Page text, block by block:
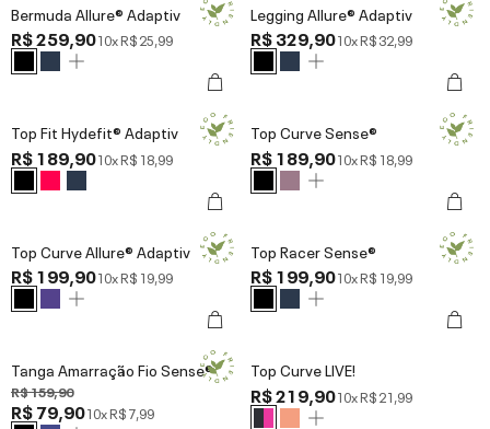
Bermuda Allure® Adaptiv
R$ 259,9010xR$ 25,99
Legging Allure® Adaptiv
R$ 329,9010xR$ 32,99
Top Fit Hydefit® Adaptiv
R$ 189,9010xR$ 18,99
Top Curve Sense®
R$ 189,9010xR$ 18,99
Top Curve Allure® Adaptiv
R$ 199,9010xR$ 19,99
Top Racer Sense®
R$ 199,9010xR$ 19,99
Tanga Amarração Fio Sense®
R$ 159,90
R$ 79,9010xR$ 7,99
Top Curve LIVE!
R$ 219,9010xR$ 21,99